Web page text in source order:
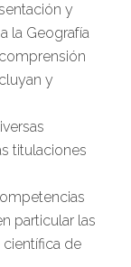
y
la Geografía
y
titulaciones
particular las
de